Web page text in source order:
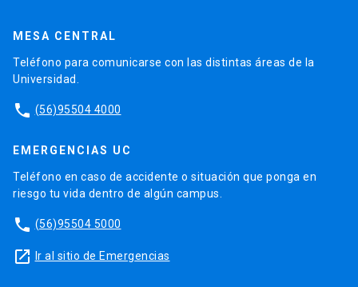
MESA CENTRAL
Teléfono para comunicarse con las distintas áreas de la
Universidad.
phone (56)95504 4000
EMERGENCIAS UC
Teléfono en caso de accidente o situación que ponga en
riesgo tu vida dentro de algún campus.
phone (56)95504 5000
launch Ir al sitio de Emergencias